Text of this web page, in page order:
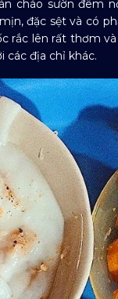
cháo sườn đêm
đặc sệt và có
rắc lên rất thơm
các địa chỉ khác.